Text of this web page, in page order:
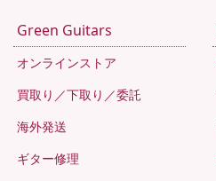
Green Guitars
オンラインストア
買取り／下取り／委託
海外発送
ギター修理